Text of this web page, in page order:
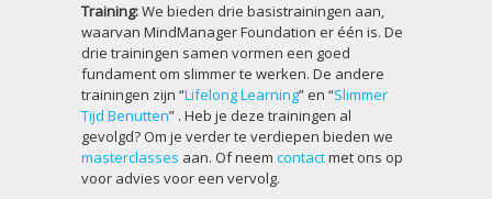
Training:We bieden drie basistrainingen aan,
waarvan MindManager Foundation er één is. De
drie trainingen samen vormen een goed
fundament om slimmer te werken. De andere
trainingen zijn “Lifelong Learning” en “Slimmer
Tijd Benutten” . Heb je deze trainingen al
gevolgd? Om je verder te verdiepen bieden we
masterclasses aan. Of neem contactmet ons op
voor advies voor een vervolg.